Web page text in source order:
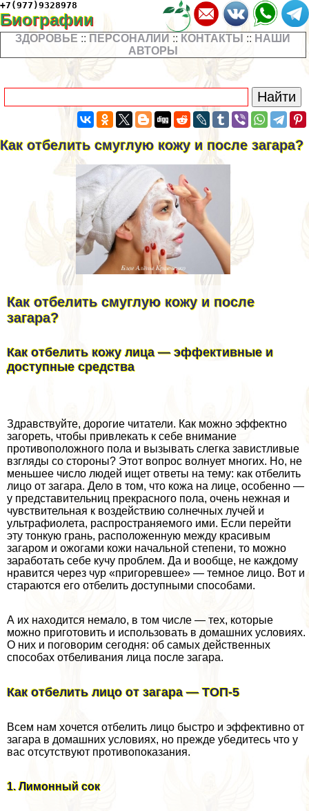
+7(977)9328978
Биографии
ЗДОРОВЬЕ :: ПЕРСОНАЛИИ :: КОНТАКТЫ :: НАШИ
АВТОРЫ
Как отбелить смуглую кожу и после загара?
Как отбелить смуглую кожу и после
загара?
Как отбелить кожу лица — эффективные и
доступные средства
Здравствуйте, дорогие читатели. Как можно эффектно
загореть, чтобы привлекать к себе внимание
противоположного пола и вызывать слегка завистливые
взгляды со стороны? Этот вопрос волнует многих. Но, не
меньшее число людей ищет ответы на тему: как отбелить
лицо от загара. Дело в том, что кожа на лице, особенно —
у представительниц прекрасного пола, очень нежная и
чувствительная к воздействию солнечных лучей и
ультрафиолета, распространяемого ими. Если перейти
эту тонкую грань, расположенную между красивым
загаром и ожогами кожи начальной степени, то можно
заработать себе кучу проблем. Да и вообще, не каждому
нравится через чур «пригоревшее» — темное лицо. Вот и
стараются его отбелить доступными способами.
А их находится немало, в том числе — тех, которые
можно приготовить и использовать в домашних условиях.
О них и поговорим сегодня: об самых действенных
способах отбеливания лица после загара.
Как отбелить лицо от загара — ТОП-5
Всем нам хочется отбелить лицо быстро и эффективно от
загара в домашних условиях, но прежде убедитесь что у
вас отсутствуют противопоказания.
1. Лимонный сок